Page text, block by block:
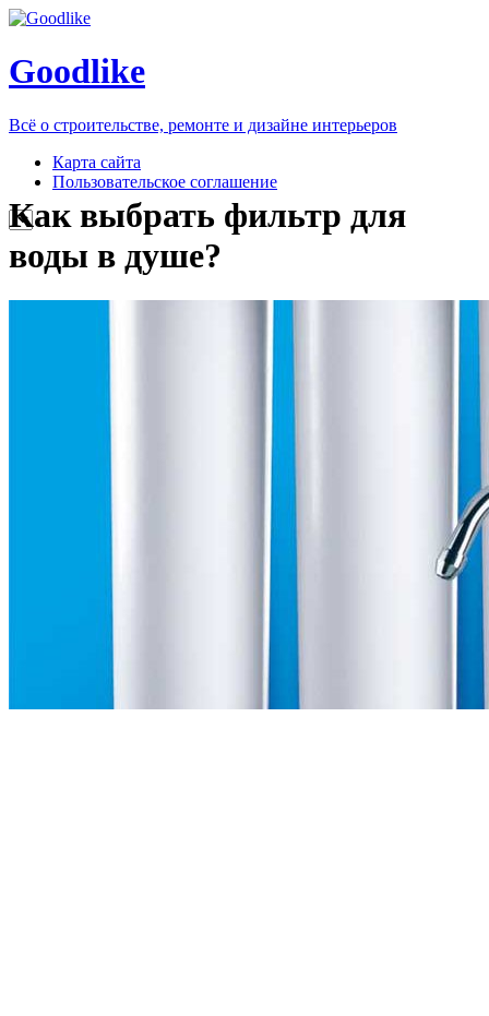
Goodlike
Всё о строительстве, ремонте и дизайне интерьеров
Карта сайта
Пользовательское соглашение
Как выбрать фильтр для
воды в душе?